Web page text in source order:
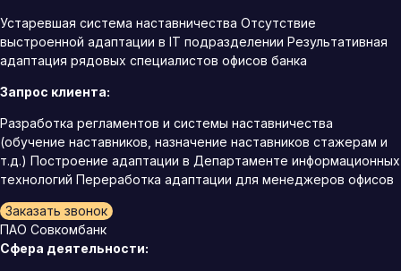
Устаревшая система наставничества Отсутствие
выстроенной адаптации в IT подразделении Результативная
адаптация рядовых специалистов офисов банка
Запрос клиента:
Разработка регламентов и системы наставничества
(обучение наставников, назначение наставников стажерам и
т.д.) Построение адаптации в Департаменте информационных
технологий Переработка адаптации для менеджеров офисов
Заказать звонок
ПАО Совкомбанк
Сфера деятельности: